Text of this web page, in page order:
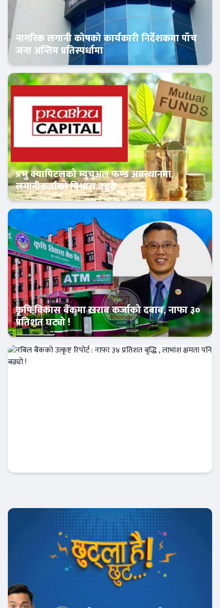
Banner News
नागरिक लगानी कोषको कार्यकारी निर्देशकमा पाँच
जना अन्तिम प्रतिस्पर्धामा
Banner News
प्रभु क्यापिटलको म्युचुअल फण्ड अग्रस्थानमा,
लगानीकर्ताको विश्वास बढ्दै
Banner News
कृषि विकास बैंकमा खराब कर्जाको दबाब, नाफा ३०
प्रतिशत घट्यो !